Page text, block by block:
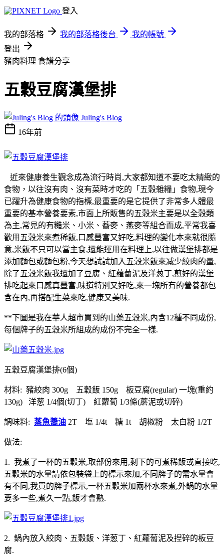
登入
我的部落格 我的部落格後台
我的帳號
登出
豬肉料理 食譜分享
五穀豆腐漢堡排
Juling's Blog
16年前
近來健康養生觀念成為流行時尚,大家都知道不要吃太精緻的
食物，以往沒有肉、沒有菜時才吃的「五穀雜糧」食物,現今
已躍升為健康食物的指標,最重要的是它提供了非常多人體最
重要的基本營養要素,市面上所販售的五穀米主要是以全穀類
為主,常見的有糙米、小米、蕎麥、燕麥等組合而成,平常我喜
歡用五穀米來煮稀飯,口感豐富又好吃,料理的變化本來就很隨
意,米飯不只可以當主食,還能運用在料理上,以往做漢堡排都是
添加麵包或麵包粉,今天想試試加入五穀米飯來减少絞肉的量,
除了五穀米飯我還加了豆腐、紅蘿蔔泥及洋葱丁,煎好的漢堡
排吃起來口感真豐富,味道特別又好吃,來一塊所有的營養都包
含在內,再搭配生菜來吃,健康又美味.
**下圖是我在華人超市買到的山藥五穀米,內含12種不同成份,
每個牌子的五穀米所組成的成份不完全一樣.
五穀豆腐漢堡排(6個)
材料: 豬絞肉 300g 五穀飯 150g 板豆腐(regular) 一塊(重約
130g) 洋葱 1/4個(切丁) 紅蘿蔔 1/3條(蘑泥或切碎)
調味料: 蒸魚醬油 2T 塩 1/4t 糖 1t 胡椒粉 太白粉 1/2T
做法:
1. 我煮了一杯的五穀米,取部份來用,剩下的可煮稀飯或直接吃,
五穀米的水量請依包裝袋上的標示來加,不同牌子的需水量會
有不同,我買的牌子標示,一杯五穀米加兩杯水來煮,外鍋的水量
要多一些,煮久一點,飯才會熟.
2. 鍋內放入絞肉、五穀飯、洋葱丁、紅蘿蔔泥及揑碎的板豆
腐.